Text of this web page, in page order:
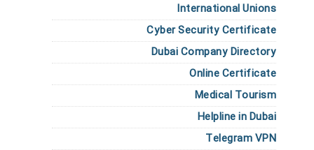
International Unions
Cyber Security Certificate
Dubai Company Directory
Online Certificate
Medical Tourism
Helpline in Dubai
Telegram VPN